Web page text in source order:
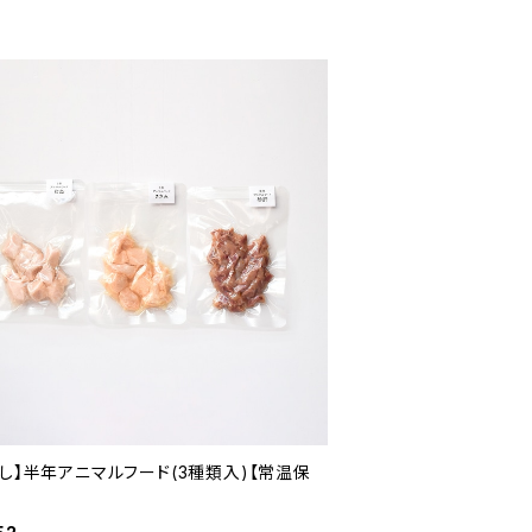
】半年アニマルフード(3種類入)【常温保